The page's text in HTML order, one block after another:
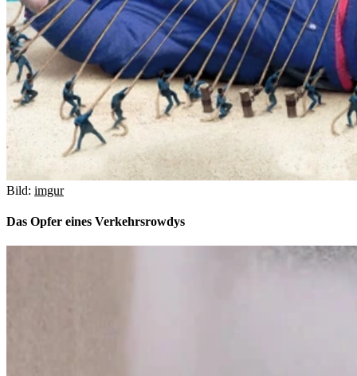
Bild: imgur
Das Opfer eines Verkehrsrowdys